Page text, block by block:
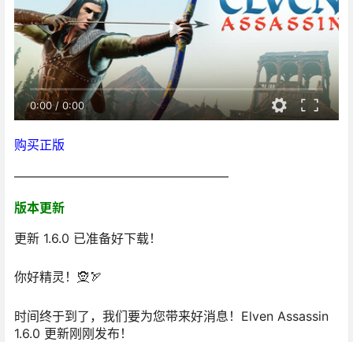
0:00/0:00
购买正版
—————————————————
版本更新
更新 1.6.0 已准备好下载！
你好精灵！🧝🏹
时间终于到了，我们要为您带来好消息！ Elven Assassin
1.6.0 更新刚刚发布！